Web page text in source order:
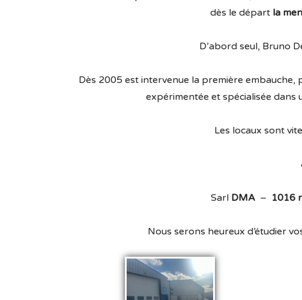
dès le départ la
D’abord seul, Bruno
Dès 2005 est intervenue la première embauche,
expérimentée et spécialisée dans
Les locaux sont
Sarl DMA– 1016
Nous serons heureux d’étudier